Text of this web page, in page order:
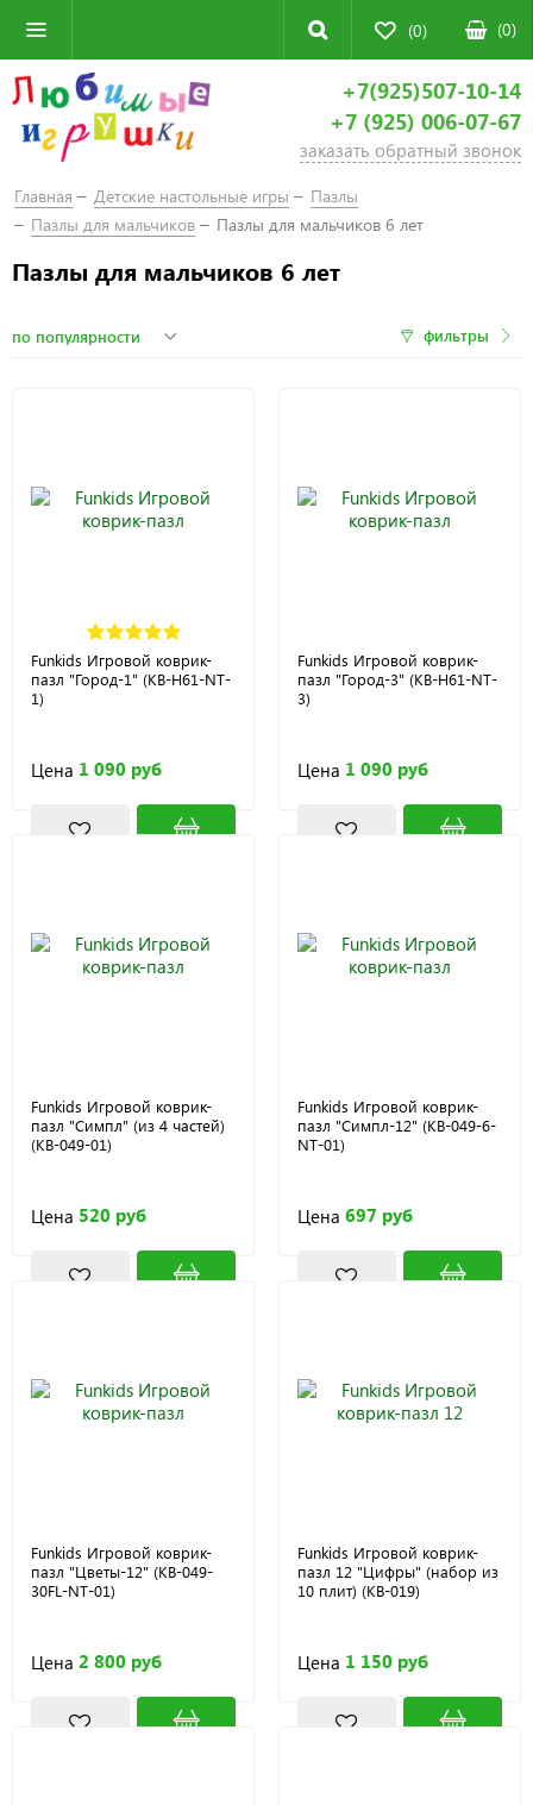
(0) (0)
+7(925)507-10-14
+7 (925) 006-07-67
заказать обратный звонок
Главная Детские настольные игры
Пазлы
Пазлы для мальчиков
Пазлы для мальчиков 6 лет
Пазлы для мальчиков 6 лет
фильтры
Funkids Игровой коврик-
пазл "Город-1" (KB-H61-NT-
1)
Цена 1 090 руб
Funkids Игровой коврик-
пазл "Город-3" (KB-H61-NT-
3)
Цена 1 090 руб
Funkids Игровой коврик-
пазл "Симпл" (из 4 частей)
(KB-049-01)
Цена 520 руб
Funkids Игровой коврик-
пазл "Симпл-12" (KB-049-6-
NT-01)
Цена 697 руб
Funkids Игровой коврик-
пазл "Цветы-12" (KB-049-
30FL-NT-01)
Цена 2 800 руб
Funkids Игровой коврик-
пазл 12 "Цифры" (набор из
10 плит) (KB-019)
Цена 1 150 руб